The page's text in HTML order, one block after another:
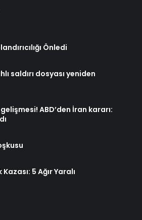
Önledi
saldırı dosyası yeniden
ABD’den İran kararı:
5 Ağır Yaralı